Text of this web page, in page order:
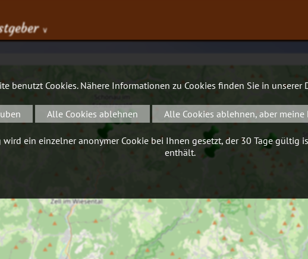
∨
benutzt Cookies. Nähere Informationen zu Cookies finden Sie in unserer
Alle Cookies ablehnen Alle Cookies ablehnen, aber
ein einzelner anonymer Cookie bei Ihnen gesetzt, der 30 Tage gültig
enthält.